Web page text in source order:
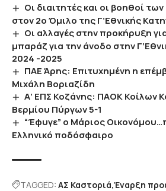
Οι διαιτητές και οι βοηθοί
στον 2ο Όμιλο της Γ’Εθνικής
Οι αλλαγές στην προκήρυξη
μπαράζ για την άνοδο στην
2024 -2025
ΠΑΕ Άρης: Επιτυχημένη η
Μιχάλη Βοριαζίδη
Α’ ΕΠΣ Κοζάνης: ΠΑΟΚ Κοίλων
Βερμίου Πύργων 5-1
“Έφυγε” ο Μάριος
Ελληνικό ποδόσφαιρο
TAGGED: ΑΣ Καστοριά Έναρξη